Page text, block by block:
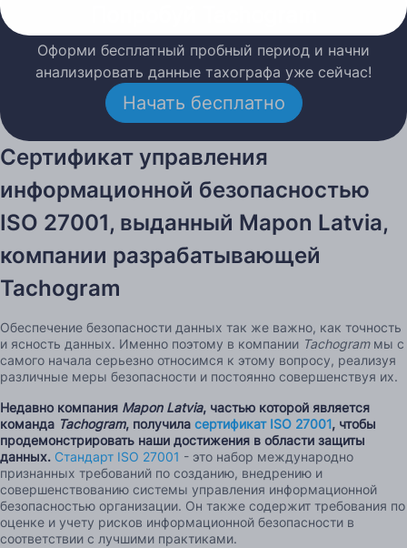
Оформи бесплатный пробный период и начни
анализировать данные тахографа уже сейчас!
Начать бесплатно
Сертификат управления
информационной безопасностью
ISO 27001, выданный Mapon Latvia,
компании разрабатывающей
Tachogram
Обеспечение безопасности данных так же важно, как точность
и ясность данных. Именно поэтому в компании Tachogramмы с
самого начала серьезно относимся к этому вопросу, реализуя
различные меры безопасности и постоянно совершенствуя их.
Недавно компания Mapon Latvia, частью которой является
команда Tachogram, получила сертификат ISO 27001, чтобы
продемонстрировать наши достижения в области защиты
данных. Стандарт ISO 27001 - это набор международно
признанных требований по созданию, внедрению и
совершенствованию системы управления информационной
безопасностью организации. Он также содержит требования по
оценке и учету рисков информационной безопасности в
соответствии с лучшими практиками.